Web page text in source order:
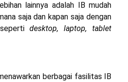
lainnya adalah IB mudah
saja dan kapan saja dengan
desktop, laptop, tablet
berbagai fasilitas IB